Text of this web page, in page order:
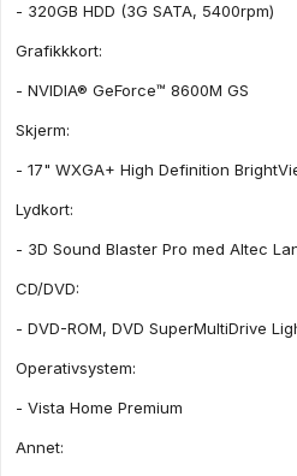
- 320GB HDD (3G SATA, 5400rpm)
Grafikkkort:
- NVIDIA® GeForce™ 8600M GS
Skjerm:
- 17" WXGA+ High Definition
Lydkort:
- 3D Sound Blaster Pro med Altec
CD/DVD:
- DVD-ROM, DVD SuperMultiDrive
Operativsystem:
- Vista Home Premium
Annet: